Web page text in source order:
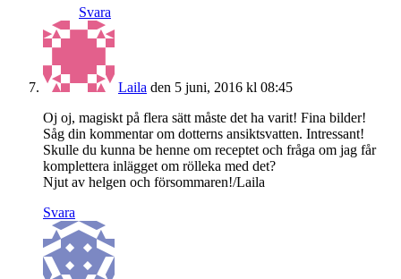
Svara
Laila den 5 juni, 2016 kl 08:45
Oj oj, magiskt på flera sätt måste det ha varit! Fina bilder!
Såg din kommentar om dotterns ansiktsvatten. Intressant!
Skulle du kunna be henne om receptet och fråga om jag får
komplettera inlägget om rölleka med det?
Njut av helgen och försommaren!/Laila
Svara